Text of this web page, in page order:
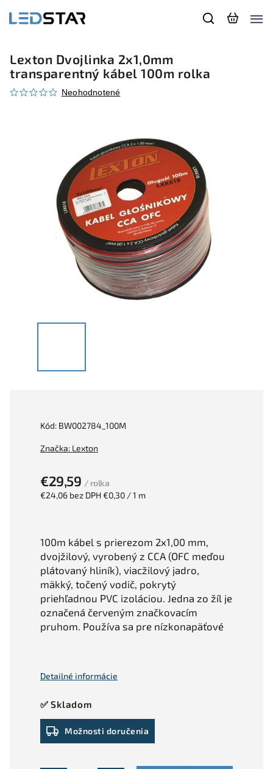
Lexton Dvojlinka 2x1,0mm
transparentný kábel 100m rolka
Neohodnotené
Kód: BW002784_100M
Značka: Lexton
€29,59 / rolka
€24,06 bez DPH€0,30 / 1 m
✅ Skladom
Možnosti doručenia
100m kábel s prierezom 2x1,00 mm,
dvojžilový, vyrobený z CCA (OFC meďou
plátovaný hliník), viacžilový jadro,
mäkký, točený vodič, pokrytý
priehľadnou PVC izoláciou. Jedna zo žíl je
označená červeným značkovacím
pruhom. Používa sa pre nízkonapäťové
Detailné informácie